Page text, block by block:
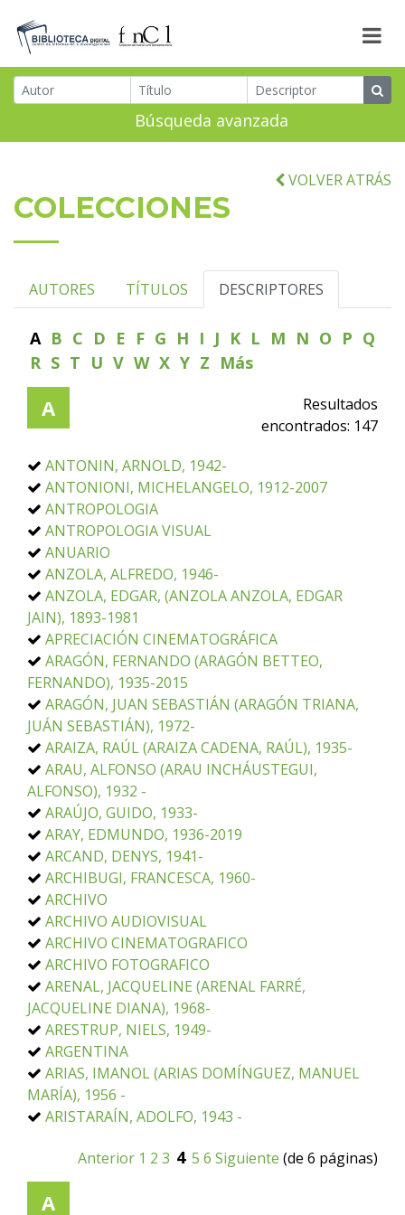
Búsqueda avanzada
VOLVER ATRÁS
COLECCIONES
AUTORES TÍTULOS DESCRIPTORES
A B C D E F G H I J K L M N O P Q
R S T U V W X Y Z Más
A
Resultados
encontrados: 147
ANTONIN, ARNOLD, 1942-
ANTONIONI, MICHELANGELO, 1912-2007
ANTROPOLOGIA
ANTROPOLOGIA VISUAL
ANUARIO
ANZOLA, ALFREDO, 1946-
ANZOLA, EDGAR, (ANZOLA ANZOLA, EDGAR
JAIN), 1893-1981
APRECIACIÓN CINEMATOGRÁFICA
ARAGÓN, FERNANDO (ARAGÓN BETTEO,
FERNANDO), 1935-2015
ARAGÓN, JUAN SEBASTIÁN (ARAGÓN TRIANA,
JUÁN SEBASTIÁN), 1972-
ARAIZA, RAÚL (ARAIZA CADENA, RAÚL), 1935-
ARAU, ALFONSO (ARAU INCHÁUSTEGUI,
ALFONSO), 1932 -
ARAÚJO, GUIDO, 1933-
ARAY, EDMUNDO, 1936-2019
ARCAND, DENYS, 1941-
ARCHIBUGI, FRANCESCA, 1960-
ARCHIVO
ARCHIVO AUDIOVISUAL
ARCHIVO CINEMATOGRAFICO
ARCHIVO FOTOGRAFICO
ARENAL, JACQUELINE (ARENAL FARRÉ,
JACQUELINE DIANA), 1968-
ARESTRUP, NIELS, 1949-
ARGENTINA
ARIAS, IMANOL (ARIAS DOMÍNGUEZ, MANUEL
MARÍA), 1956 -
ARISTARAÍN, ADOLFO, 1943 -
Anterior 1 2 3 4 5 6 Siguiente (de 6 páginas)
A